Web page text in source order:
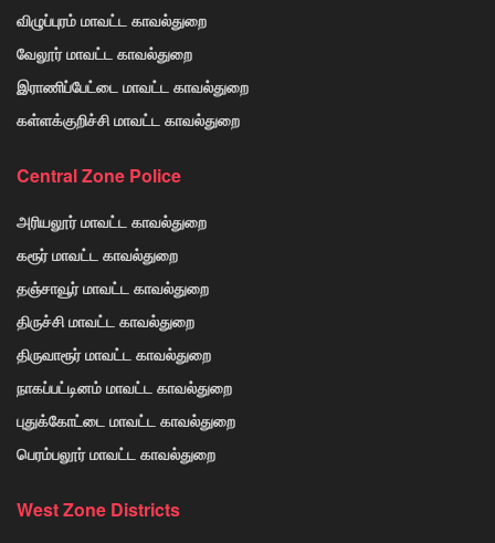
விழுப்புரம் மாவட்ட காவல்துறை
வேலூர் மாவட்ட காவல்துறை
இராணிப்பேட்டை மாவட்ட காவல்துறை
கள்ளக்குறிச்சி மாவட்ட காவல்துறை
Central Zone Police
அரியலூர் மாவட்ட காவல்துறை
கரூர் மாவட்ட காவல்துறை
தஞ்சாவூர் மாவட்ட காவல்துறை
திருச்சி மாவட்ட காவல்துறை
திருவாரூர் மாவட்ட காவல்துறை
நாகப்பட்டினம் மாவட்ட காவல்துறை
புதுக்கோட்டை மாவட்ட காவல்துறை
பெரம்பலூர் மாவட்ட காவல்துறை
West Zone Districts